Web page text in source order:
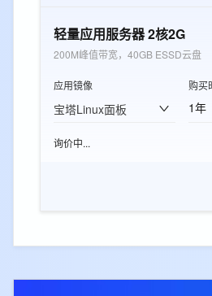
轻量应用服务器 2核2G
200M峰值带宽，40GB ESSD云盘
应用镜像
宝塔Linux面板
购买
1年
询价中...